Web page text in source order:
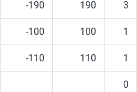
-190 190 3
-100 100 1
-110 110 1
0